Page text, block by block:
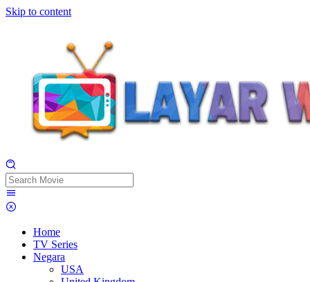
Skip to content
Home
TV Series
Negara
USA